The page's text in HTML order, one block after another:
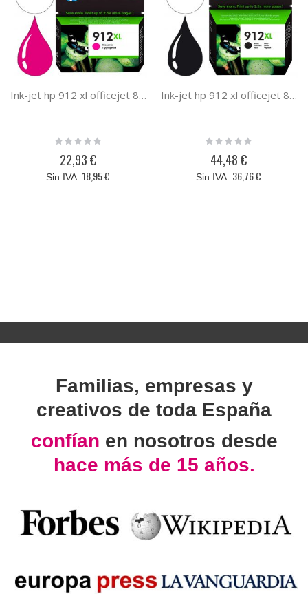
Ink-jet hp 912 xl officejet 8010 / 8020 / 8035 magenta 825 pag
Rating:
22,93 €
18,95 €
Ink-jet hp 912 xl officejet 8010 / 8020 / 8035 negro 825 pag
Rating:
44,48 €
36,76 €
Familias, empresas y
creativos de toda España
confían en nosotros desde
hace más de 15 años.